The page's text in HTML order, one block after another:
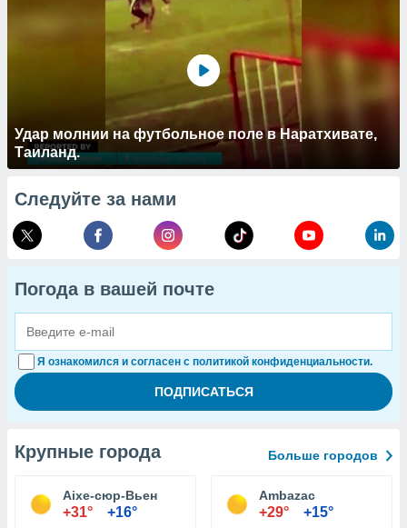
Удар молнии на футбольное поле в Наратхивате,
Таиланд.
Следуйте за нами
Погода в вашей почте
Я ознакомился и согласен с политикой конфиденциальности.
Крупные города Больше городов
Aixe-сюр-Вьен
+31° +16°
Ambazac
+29° +15°